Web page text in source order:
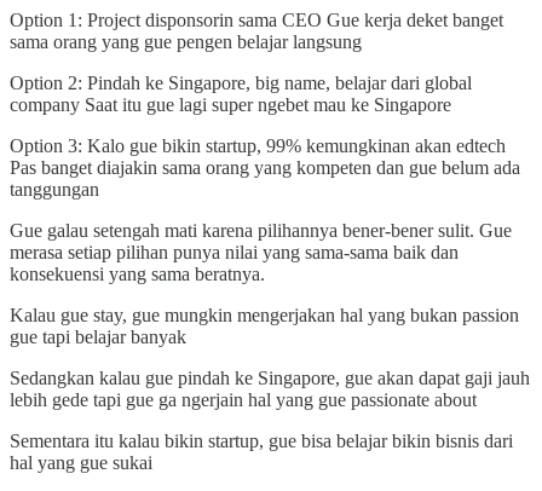
Option 1: Project disponsorin sama CEO Gue kerja deket banget
sama orang yang gue pengen belajar langsung
Option 2: Pindah ke Singapore, big name, belajar dari global
company Saat itu gue lagi super ngebet mau ke Singapore
Option 3: Kalo gue bikin startup, 99% kemungkinan akan edtech
Pas banget diajakin sama orang yang kompeten dan gue belum ada
tanggungan
Gue galau setengah mati karena pilihannya bener-bener sulit. Gue
merasa setiap pilihan punya nilai yang sama-sama baik dan
konsekuensi yang sama beratnya.
Kalau gue stay, gue mungkin mengerjakan hal yang bukan passion
gue tapi belajar banyak
Sedangkan kalau gue pindah ke Singapore, gue akan dapat gaji jauh
lebih gede tapi gue ga ngerjain hal yang gue passionate about
Sementara itu kalau bikin startup, gue bisa belajar bikin bisnis dari
hal yang gue sukai